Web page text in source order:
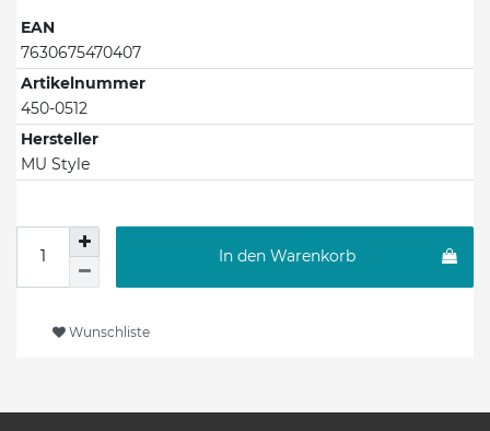
EAN
7630675470407
Artikelnummer
450-0512
Hersteller
MU Style
In den Warenkorb
Wunschliste